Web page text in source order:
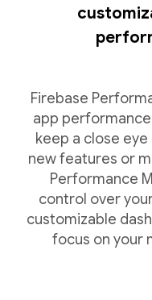
Firebase
app
keep a close
new features or
Performance
control over
customizable
focus on your